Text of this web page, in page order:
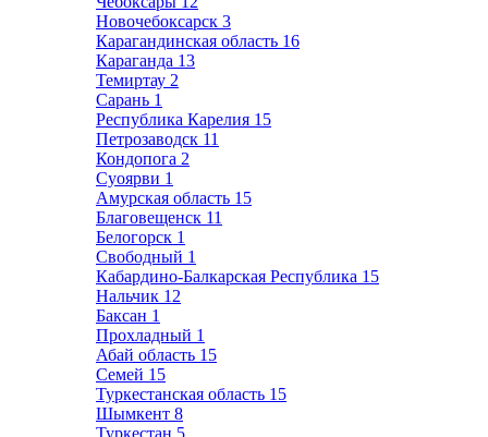
Новочебоксарск 3
Карагандинская область 16
Караганда 13
Темиртау 2
Сарань 1
Республика Карелия 15
Петрозаводск 11
Кондопога 2
Суоярви 1
Амурская область 15
Благовещенск 11
Белогорск 1
Свободный 1
Кабардино-Балкарская Республика 15
Нальчик 12
Баксан 1
Прохладный 1
Абай область 15
Семей 15
Туркестанская область 15
Шымкент 8
Туркестан 5